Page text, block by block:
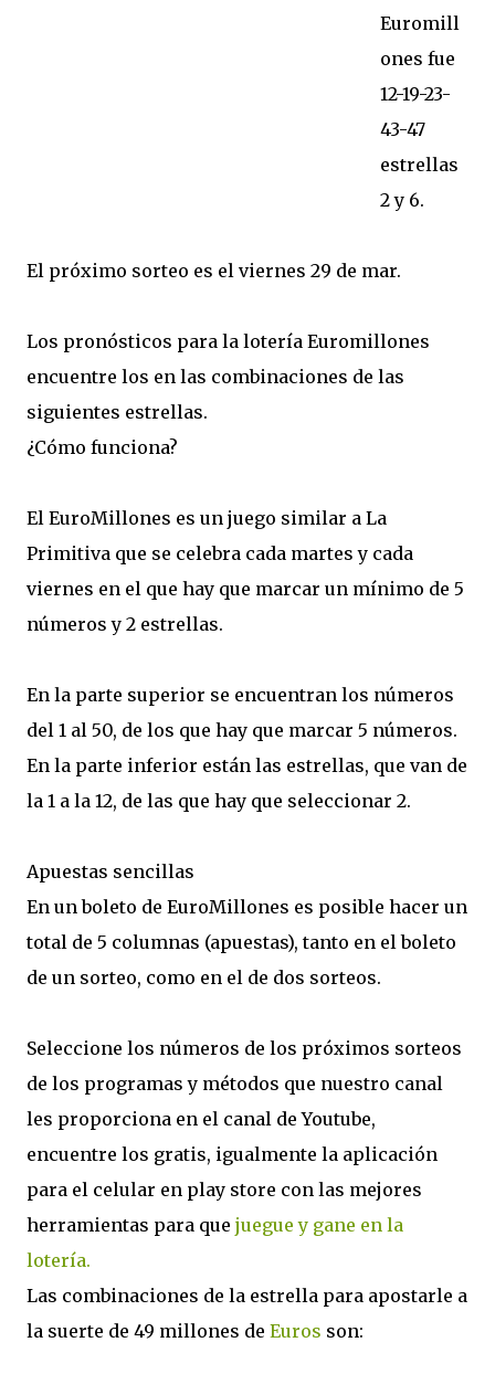
Euromill
ones fue
12-19-23-
43-47
estrellas
2 y 6.
El próximo sorteo es el viernes 29 de mar.
Los pronósticos para la lotería Euromillones
encuentre los en las combinaciones de las
siguientes estrellas.
¿Cómo funciona?
El EuroMillones es un juego similar a La
Primitiva que se celebra cada martes y cada
viernes en el que hay que marcar un mínimo de 5
números y 2 estrellas.
En la parte superior se encuentran los números
del 1 al 50, de los que hay que marcar 5 números.
En la parte inferior están las estrellas, que van de
la 1 a la 12, de las que hay que seleccionar 2.
Apuestas sencillas
En un boleto de EuroMillones es posible hacer un
total de 5 columnas (apuestas), tanto en el boleto
de un sorteo, como en el de dos sorteos.
Seleccione los números de los próximos sorteos
de los programas y métodos que nuestro canal
les proporciona en el canal de Youtube,
encuentre los gratis, igualmente la aplicación
para el celular en play store con las mejores
herramientas para que juegue y gane en la
lotería.
Las combinaciones de la estrella para apostarle a
la suerte de 49 millones de Euros son: